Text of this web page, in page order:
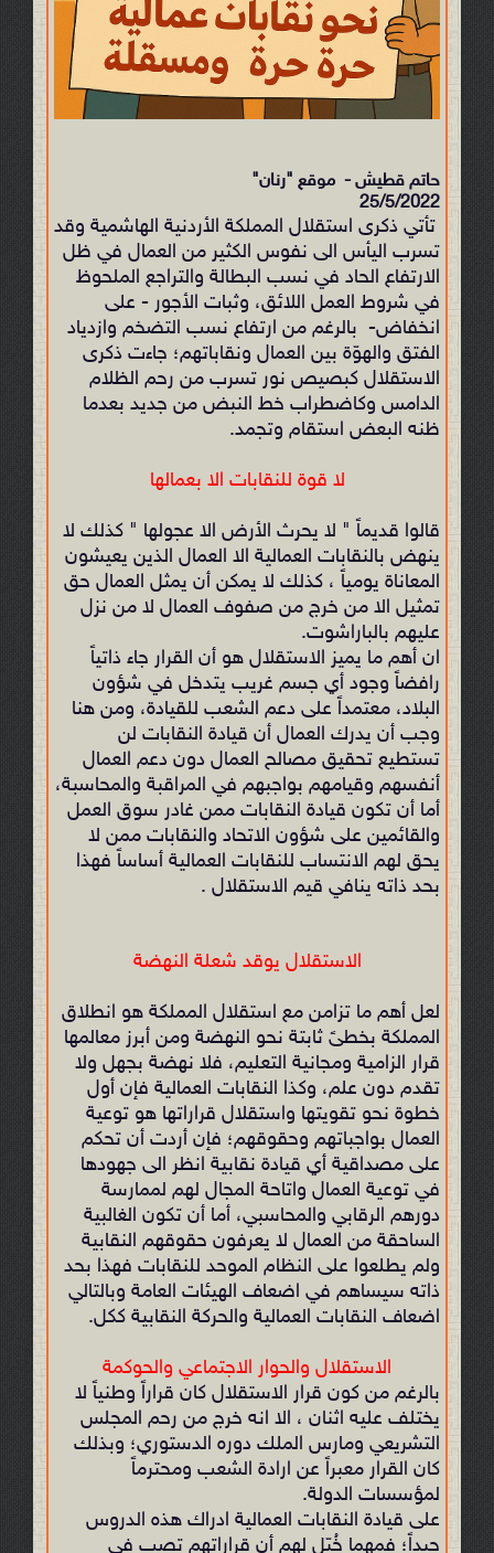
حاتم قطيش - موقع "رنان"
25/5/2022
تأتي ذكرى استقلال المملكة الأردنية الهاشمية وقد
تسرب اليأس الى نفوس الكثير من العمال في ظل
الارتفاع الحاد في نسب البطالة والتراجع الملحوظ
في شروط العمل اللائق، وثبات الأجور - على
انخفاض- بالرغم من ارتفاع نسب التضخم وازدياد
الفتق والهوّة بين العمال ونقاباتهم؛ جاءت ذكرى
الاستقلال كبصيص نور تسرب من رحم الظلام
الدامس وكاضطراب خط النبض من جديد بعدما
ظنه البعض استقام وتجمد.
لا قوة للنقابات الا بعمالها
قالوا قديماً " لا يحرث الأرض الا عجولها " كذلك لا
ينهض بالنقابات العمالية الا العمال الذين يعيشون
المعاناة يومياً ، كذلك لا يمكن أن يمثل العمال حق
تمثيل الا من خرج من صفوف العمال لا من نزل
عليهم بالباراشوت.
ان أهم ما يميز الاستقلال هو أن القرار جاء ذاتياً
رافضاً وجود أي جسم غريب يتدخل في شؤون
البلاد، معتمداً على دعم الشعب للقيادة، ومن هنا
وجب أن يدرك العمال أن قيادة النقابات لن
تستطيع تحقيق مصالح العمال دون دعم العمال
أنفسهم وقيامهم بواجبهم في المراقبة والمحاسبة،
أما أن تكون قيادة النقابات ممن غادر سوق العمل
والقائمين على شؤون الاتحاد والنقابات ممن لا
يحق لهم الانتساب للنقابات العمالية أساساً فهذا
بحد ذاته ينافي قيم الاستقلال .
الاستقلال يوقد شعلة النهضة
لعل أهم ما تزامن مع استقلال المملكة هو انطلاق
المملكة بخطىً ثابتة نحو النهضة ومن أبرز معالمها
قرار الزامية ومجانية التعليم، فلا نهضة بجهل ولا
تقدم دون علم، وكذا النقابات العمالية فإن أول
خطوة نحو تقويتها واستقلال قراراتها هو توعية
العمال بواجباتهم وحقوقهم؛ فإن أردت أن تحكم
على مصداقية أي قيادة نقابية انظر الى جهودها
في توعية العمال واتاحة المجال لهم لممارسة
دورهم الرقابي والمحاسبي، أما أن تكون الغالبية
الساحقة من العمال لا يعرفون حقوقهم النقابية
ولم يطلعوا على النظام الموحد للنقابات فهذا بحد
ذاته سيساهم في اضعاف الهيئات العامة وبالتالي
اضعاف النقابات العمالية والحركة النقابية ككل.
الاستقلال والحوار الاجتماعي والحوكمة
بالرغم من كون قرار الاستقلال كان قراراً وطنياً لا
يختلف عليه اثنان ، الا انه خرج من رحم المجلس
التشريعي ومارس الملك دوره الدستوري؛ وبذلك
كان القرار معبراً عن ارادة الشعب ومحترماً
لمؤسسات الدولة.
على قيادة النقابات العمالية ادراك هذه الدروس
جيداً؛ فمهما خُيّل لهم أن قراراتهم تصب في